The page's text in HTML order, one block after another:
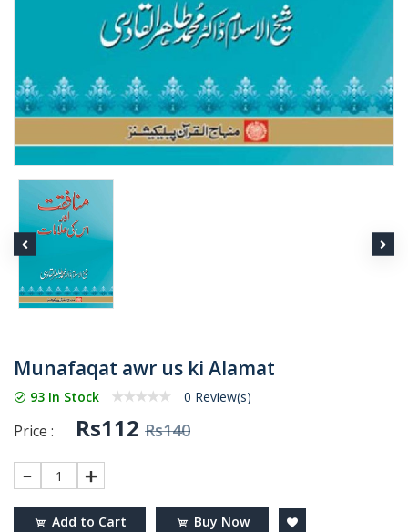
Munafaqat awr us ki Alamat
93 In Stock 0 Review(s)
Price : Rs112 Rs140
1
Add to Cart Buy Now